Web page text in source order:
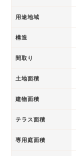
用途地域
構造
間取り
土地面積
建物面積
テラス面積
専用庭面積